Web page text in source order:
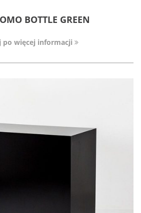
BOTTLE GREEN
po więcej informacji